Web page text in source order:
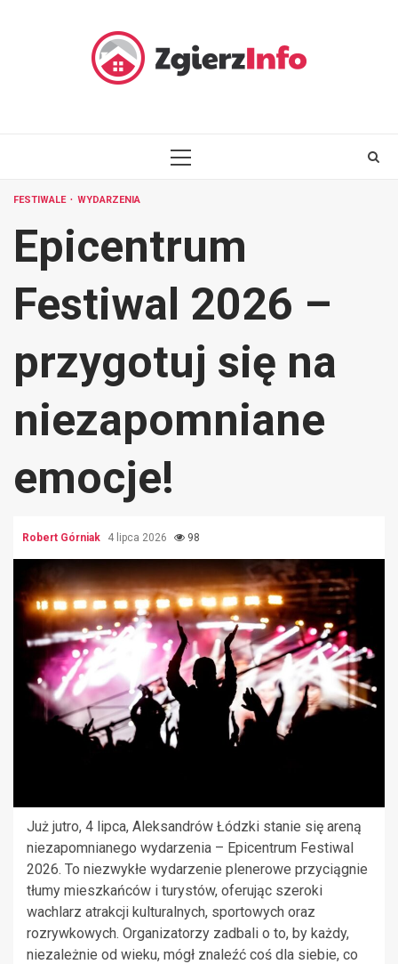
PRIMARY
FESTIWALE WYDARZENIA
Epicentrum
Festiwal 2026 –
przygotuj się na
niezapomniane
emocje!
Robert Górniak 4 lipca 2026 98
Już jutro, 4 lipca, Aleksandrów Łódzki stanie się areną
niezapomnianego wydarzenia – Epicentrum Festiwal
2026. To niezwykłe wydarzenie plenerowe przyciągnie
tłumy mieszkańców i turystów, oferując szeroki
wachlarz atrakcji kulturalnych, sportowych oraz
rozrywkowych. Organizatorzy zadbali o to, by każdy,
niezależnie od wieku, mógł znaleźć coś dla siebie, co